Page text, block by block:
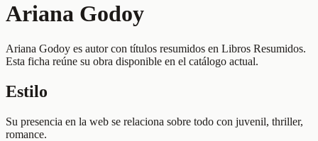
Ariana Godoy
Ariana Godoy es autor con títulos resumidos en Libros Resumidos.
Esta ficha reúne su obra disponible en el catálogo actual.
Estilo
Su presencia en la web se relaciona sobre todo con juvenil, thriller,
romance.